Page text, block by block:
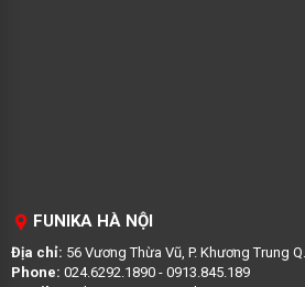
FUNIKA HÀ NỘI
Địa chỉ: 56 Vương Thừa Vũ, P. Khương Trung
Phone: 024.6292.1890 - 0913.845.189